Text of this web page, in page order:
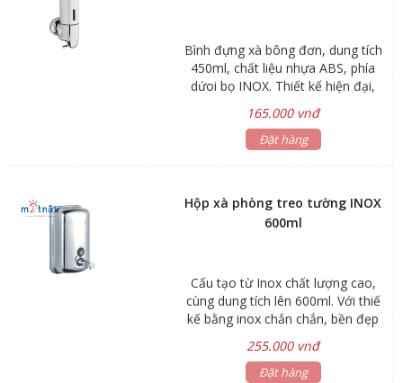
Bình đựng xà bông đơn, dung tích
450ml, chất liệu nhựa ABS, phía
dứoi bọ INOX. Thiết kế hiện đại,
sang trọng
165.000 vnđ
Đặt hàng
Hộp xà phòng treo tường INOX
600ml
Cấu tạo từ Inox chất lượng cao,
cùng dung tích lên 600ml. Với thiế
kế bằng inox chắn chắn, bền đẹp
với thời gian, sản phẩm phù hợp
cho những nơi công cộng. được
kiểm soát xà phòng mỗi lần nhấn
255.000 vnđ
Đặt hàng